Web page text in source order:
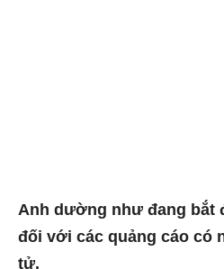
Anh dường như đang bắt
đối với các quảng cáo có
tử.